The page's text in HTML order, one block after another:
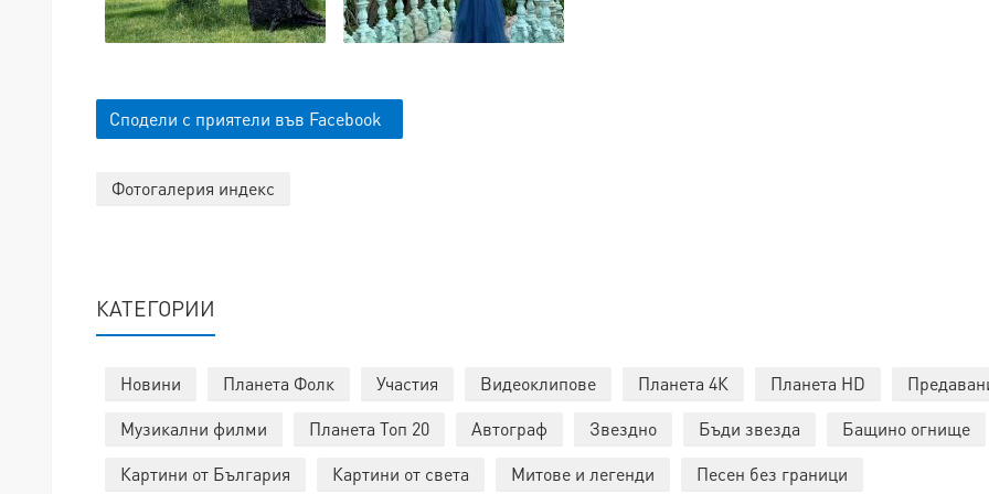
Сподели с приятели във Facebook
Фотогалерия индекс
КАТЕГОРИИ
Новини Планета Фолк Участия Видеоклипове Планета 4К Планета HD
Музикални филми
Планета Топ 20 Автограф Звездно Бъди звезда
Бащино огнище
Картини от България
Картини от света Митове и легенди Песен без граници